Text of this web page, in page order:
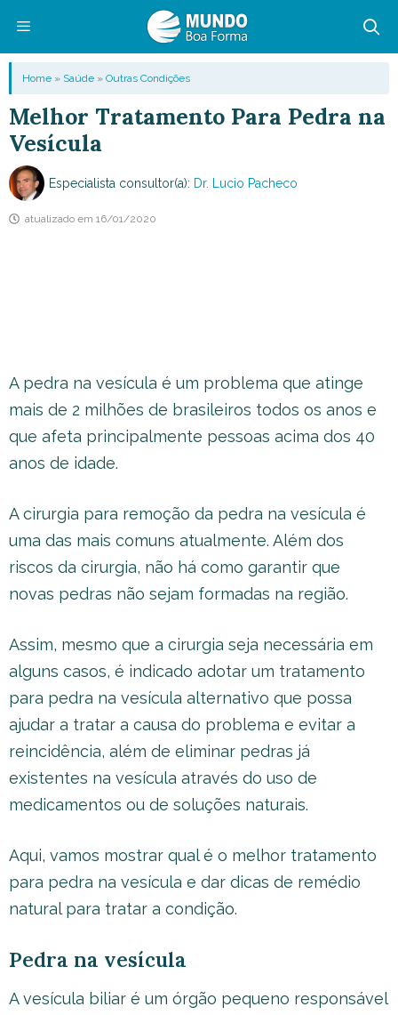
conteúdo
Menu
Home » Saúde » Outras Condições
Melhor Tratamento Para Pedra na
Vesícula
Especialista consultor(a): Dr. Lucio Pacheco
atualizado em 16/01/2020
A pedra na vesícula é um problema que atinge
mais de 2 milhões de brasileiros todos os anos e
que afeta principalmente pessoas acima dos 40
anos de idade.
A cirurgia para remoção da pedra na vesícula é
uma das mais comuns atualmente. Além dos
riscos da cirurgia, não há como garantir que
novas pedras não sejam formadas na região.
Assim, mesmo que a cirurgia seja necessária em
alguns casos, é indicado adotar um tratamento
para pedra na vesícula alternativo que possa
ajudar a tratar a causa do problema e evitar a
reincidência, além de eliminar pedras já
existentes na vesícula através do uso de
medicamentos ou de soluções naturais.
Aqui, vamos mostrar qual é o melhor tratamento
para pedra na vesícula e dar dicas de remédio
natural para tratar a condição.
Pedra na vesícula
A vesícula biliar é um órgão pequeno responsável